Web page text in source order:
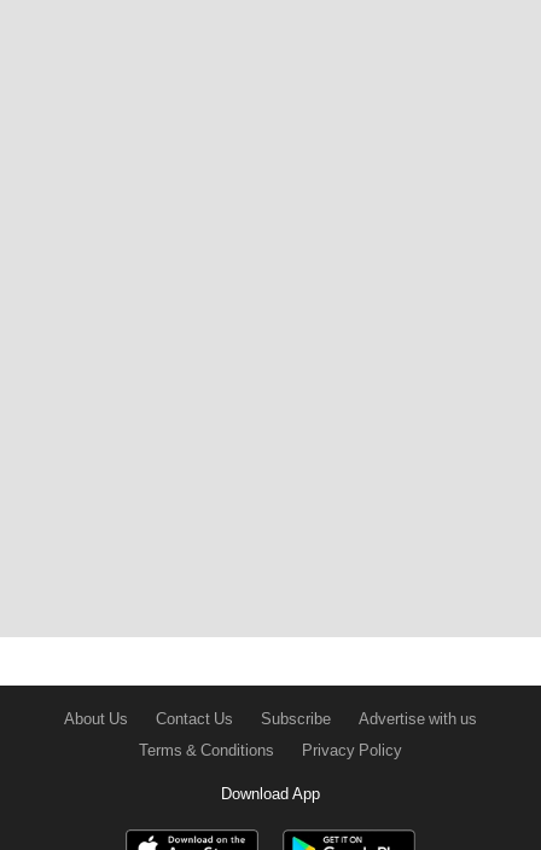
About Us Contact Us Subscribe
Advertise with us
Terms & Conditions
Privacy Policy
Download App